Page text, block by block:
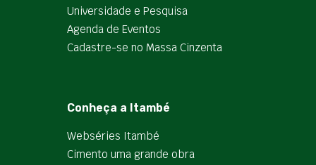
Universidade e Pesquisa
Agenda de Eventos
Cadastre-se no Massa Cinzenta
Conheça a Itambé
Webséries Itambé
Cimento uma grande obra